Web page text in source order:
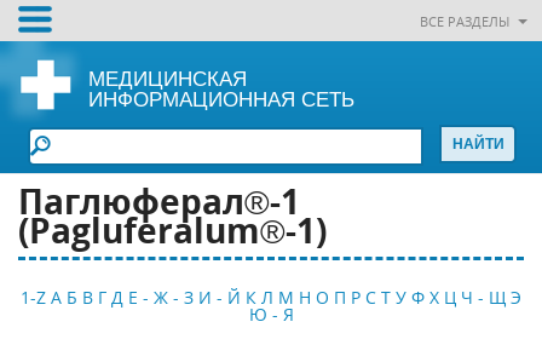
ВСЕ РАЗДЕЛЫ
МЕДИЦИНСКАЯ
ИНФОРМАЦИОННАЯ СЕТЬ
Паглюферал®-1
(Pagluferalum®-1)
1-Z А Б В Г Д Е - Ж - З И - Й К Л М Н О П Р С Т У Ф Х Ц Ч - Щ Э
Ю - Я